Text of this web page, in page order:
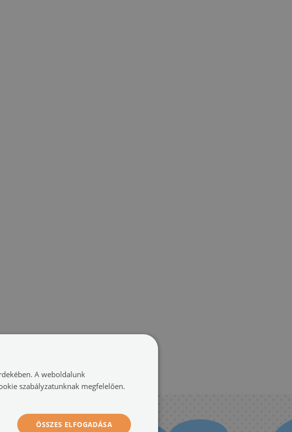
A weboldalunk
szabályzatunknak megfelelően.
ÖSSZES ELFOGADÁSA